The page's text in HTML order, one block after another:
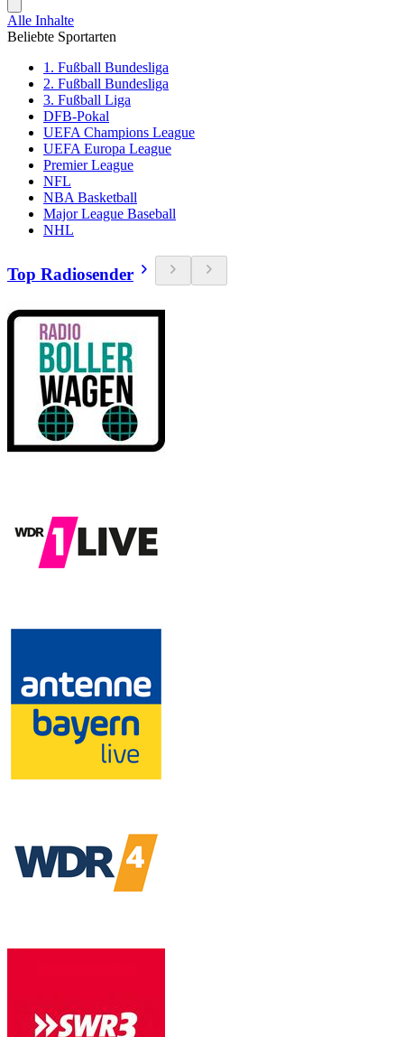
Alle Inhalte
Beliebte Sportarten
1. Fußball Bundesliga
2. Fußball Bundesliga
3. Fußball Liga
DFB-Pokal
UEFA Champions League
UEFA Europa League
Premier League
NFL
NBA Basketball
Major League Baseball
NHL
Top Radiosender